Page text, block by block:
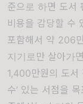
준으로 하면 도서
비용을 감당할 수
포함해서 약 206
지기로만 살아가
1,400만원의 도
수’ 있는 서점을